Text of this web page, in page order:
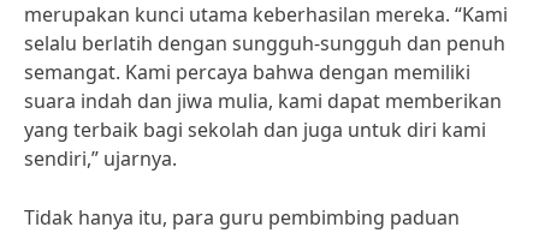
merupakan kunci utama keberhasilan mereka. “Kami
selalu berlatih dengan sungguh-sungguh dan penuh
semangat. Kami percaya bahwa dengan memiliki
suara indah dan jiwa mulia, kami dapat memberikan
yang terbaik bagi sekolah dan juga untuk diri kami
sendiri,” ujarnya.
Tidak hanya itu, para guru pembimbing paduan